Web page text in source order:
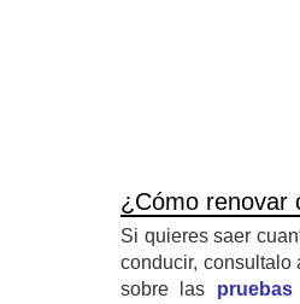
¿Cómo renovar
Si quieres saer
conducir, consultalo
sobre las